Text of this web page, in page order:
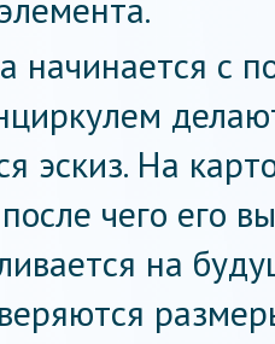
начинается с
эскиз. На
чего его
на